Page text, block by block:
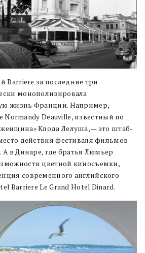
Barriere за последние три
монополизировала
жизнь Франции. Например,
Normandy Deauville, известный по
Клода Лелуша, — это штаб-
действия фестиваля фильмов
А в Динаре, где братья Люмьер
цветной киносъемки,
современного английского
Barriere Le Grand Hotel Dinard.